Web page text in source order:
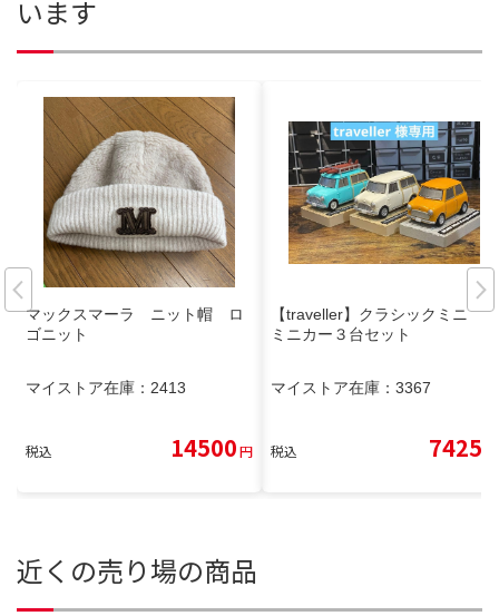
います
マックスマーラ ニット帽 ロ
ゴニット
マイストア在庫： 2413
税込 14500円
【traveller】クラシックミニ
ミニカー３台セット
マイストア在庫： 3367
税込 7425
近くの売り場の商品